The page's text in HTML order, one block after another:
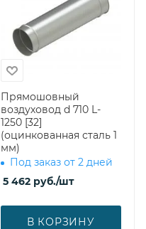
Прямошовный
воздуховод d 710 L-
1250 [32]
(оцинкованная сталь 1
мм)
Под заказ от 2 дней
5 462руб./шт
В КОРЗИНУ